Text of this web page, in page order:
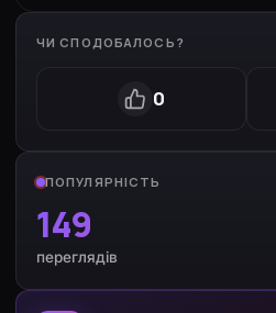
ЧИ СПОДОБАЛОСЬ?
0
ПОПУЛЯРНІСТЬ
149
переглядів